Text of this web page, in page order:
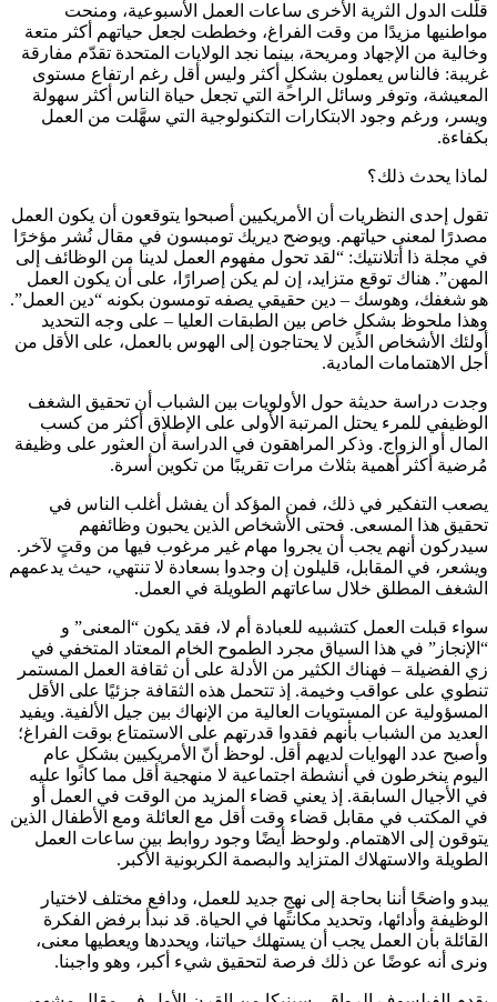
قلَّلت الدول الثرية الأخرى ساعات العمل الأسبوعية، ومنحت
مواطنيها مزيدًا من وقت الفراغ، وخططت لجعل حياتهم أكثر متعة
وخالية من الإجهاد ومريحة، بينما نجد الولايات المتحدة تقدّم مفارقة
غريبة: فالناس يعملون بشكلٍ أكثر وليس أقل رغم ارتفاع مستوى
المعيشة، وتوفر وسائل الراحة التي تجعل حياة الناس أكثر سهولة
ويسر، ورغم وجود الابتكارات التكنولوجية التي سهَّلت من العمل
بكفاءة.
لماذا يحدث ذلك؟
تقول إحدى النظريات أن الأمريكيين أصبحوا يتوقعون أن يكون العمل
مصدرًا لمعنى حياتهم. ويوضح ديريك تومبسون في مقال نُشر مؤخرًا
في مجلة ذا أتلانتيك: “لقد تحول مفهوم العمل لدينا من الوظائف إلى
المهن”. هناك توقع متزايد، إن لم يكن إصرارًا، على أن يكون العمل
هو شغفك، وهوسك – دين حقيقي يصفه تومسون بكونه “دين العمل”.
وهذا ملحوظ بشكلٍ خاص بين الطبقات العليا – على وجه التحديد
أولئك الأشخاص الذين لا يحتاجون إلى الهوس بالعمل، على الأقل من
أجل الاهتمامات المادية.
وجدت دراسة حديثة حول الأولويات بين الشباب أن تحقيق الشغف
الوظيفي للمرء يحتل المرتبة الأولى على الإطلاق أكثر من كسب
المال أو الزواج. وذكر المراهقون في الدراسة أن العثور على وظيفة
مُرضية أكثر أهمية بثلاث مرات تقريبًا من تكوين أسرة.
يصعب التفكير في ذلك، فمن المؤكد أن يفشل أغلب الناس في
تحقيق هذا المسعى. فحتى الأشخاص الذين يحبون وظائفهم
سيدركون أنهم يجب أن يجروا مهام غير مرغوب فيها من وقتٍ لآخر.
ويشعر، في المقابل، قليلون إن وجدوا بسعادة لا تنتهي، حيث يدعمهم
الشغف المطلق خلال ساعاتهم الطويلة في العمل.
سواء قبلت العمل كتشبيه للعبادة أم لا، فقد يكون “المعنى” و
“الإنجاز” في هذا السياق مجرد الطموح الخام المعتاد المتخفي في
زي الفضيلة – فهناك الكثير من الأدلة على أن ثقافة العمل المستمر
تنطوي على عواقب وخيمة. إذ تتحمل هذه الثقافة جزئيًا على الأقل
المسؤولية عن المستويات العالية من الإنهاك بين جيل الألفية. ويفيد
العديد من الشباب بأنهم فقدوا قدرتهم على الاستمتاع بوقت الفراغ؛
وأصبح عدد الهوايات لديهم أقل. لوحظ أنّ الأمريكيين بشكلٍ عام
اليوم ينخرطون في أنشطة اجتماعية لا منهجية أقل مما كانوا عليه
في الأجيال السابقة. إذ يعني قضاء المزيد من الوقت في العمل أو
في المكتب في مقابل قضاء وقت أقل مع العائلة ومع الأطفال الذين
يتوقون إلى الاهتمام. ولوحظ أيضًا وجود روابط بين ساعات العمل
الطويلة والاستهلاك المتزايد والبصمة الكربونية الأكبر.
يبدو واضحًا أننا بحاجة إلى نهجٍ جديد للعمل، ودافع مختلف لاختيار
الوظيفة وأدائها، وتحديد مكانتها في الحياة. قد نبدأ برفض الفكرة
القائلة بأن العمل يجب أن يستهلك حياتنا، ويحددها ويعطيها معنى،
ونرى أنه عوضًا عن ذلك فرصة لتحقيق شيء أكبر، وهو واجبنا.